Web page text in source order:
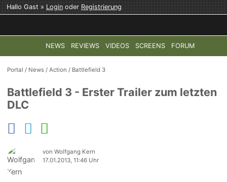
Hallo Gast »LoginoderRegistrierung
NEWS REVIEWS VIDEOS SCREENS FORUM
TOP-THEMEN: COD: MODERN WARFARE 4 HALO:
Portal / News /Action / Battlefield 3
Battlefield 3 - Erster Trailer zum letzten
DLC
von Wolfgang Kern
17.01.2013, 11:46 Uhr